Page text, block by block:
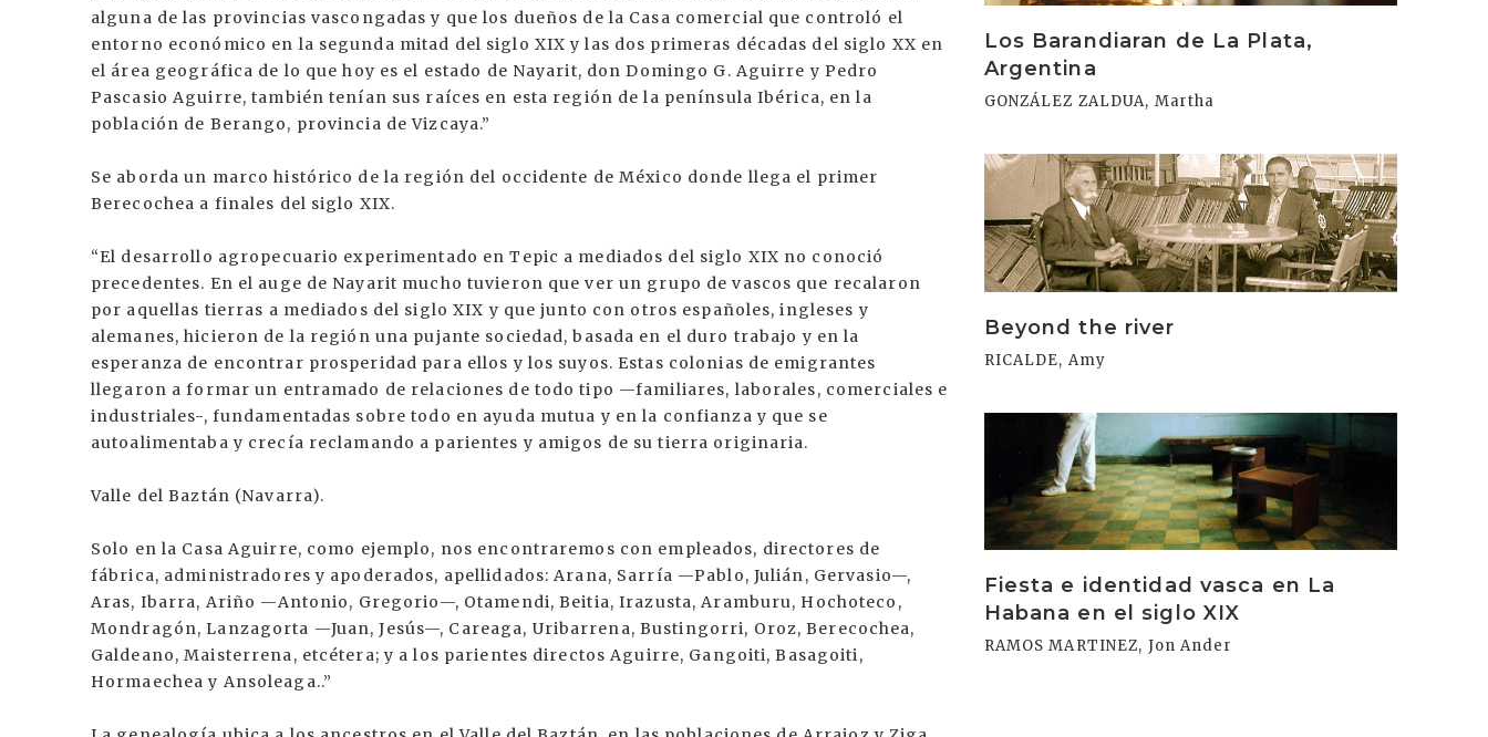
alguna de las provincias vascongadas y que los dueños de la Casa comercial que controló el
entorno económico en la segunda mitad del siglo XIX y las dos primeras décadas del siglo XX en
el área geográfica de lo que hoy es el estado de Nayarit, don Domingo G. Aguirre y Pedro
Pascasio Aguirre, también tenían sus raíces en esta región de la península Ibérica, en la
población de Berango, provincia de Vizcaya.”
Se aborda un marco histórico de la región del occidente de México donde llega el primer
Berecochea a finales del siglo XIX.
“El desarrollo agropecuario experimentado en Tepic a mediados del siglo XIX no conoció
precedentes. En el auge de Nayarit mucho tuvieron que ver un grupo de vascos que recalaron
por aquellas tierras a mediados del siglo XIX y que junto con otros españoles, ingleses y
alemanes, hicieron de la región una pujante sociedad, basada en el duro trabajo y en la
esperanza de encontrar prosperidad para ellos y los suyos. Estas colonias de emigrantes
llegaron a formar un entramado de relaciones de todo tipo —familiares, laborales, comerciales e
industriales-, fundamentadas sobre todo en ayuda mutua y en la confianza y que se
autoalimentaba y crecía reclamando a parientes y amigos de su tierra originaria.
Valle del Baztán (Navarra).
Solo en la Casa Aguirre, como ejemplo, nos encontraremos con empleados, directores de
fábrica, administradores y apoderados, apellidados: Arana, Sarría —Pablo, Julián, Gervasio—,
Aras, Ibarra, Ariño —Antonio, Gregorio—, Otamendi, Beitia, Irazusta, Aramburu, Hochoteco,
Mondragón, Lanzagorta —Juan, Jesús—, Careaga, Uribarrena, Bustingorri, Oroz, Berecochea,
Galdeano, Maisterrena, etcétera; y a los parientes directos Aguirre, Gangoiti, Basagoiti,
Hormaechea y Ansoleaga..”
Los Barandiaran de La Plata,
Argentina
GONZÁLEZ ZALDUA, Martha
Beyond the river
RICALDE, Amy
Irakurri
Fiesta e identidad vasca en La
Habana en el siglo XIX
RAMOS MARTINEZ, Jon Ander